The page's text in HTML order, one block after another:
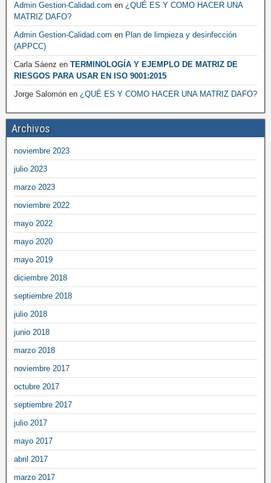
Admin Gestion-Calidad.com en ¿QUÉ ES Y COMO HACER UNA
MATRIZ DAFO?
Admin Gestion-Calidad.com en Plan de limpieza y desinfección
(APPCC)
Carla Sáenz en TERMINOLOGÍA Y EJEMPLO DE MATRIZ DE
RIESGOS PARA USAR EN ISO 9001:2015
Jorge Salomón en ¿QUÉ ES Y COMO HACER UNA MATRIZ DAFO?
Archivos
noviembre 2023
julio 2023
marzo 2023
noviembre 2022
mayo 2022
mayo 2020
mayo 2019
diciembre 2018
septiembre 2018
julio 2018
junio 2018
marzo 2018
noviembre 2017
octubre 2017
septiembre 2017
julio 2017
mayo 2017
abril 2017
marzo 2017